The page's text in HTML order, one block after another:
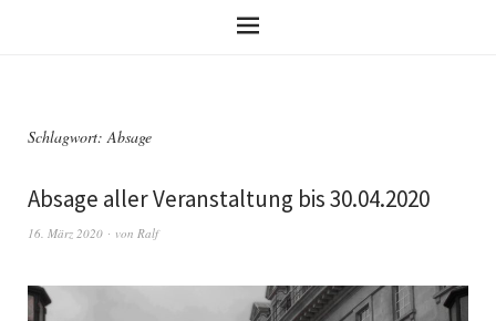
Schlagwort:Absage
Absage aller Veranstaltung bis 30.04.2020
16. März 2020 von Ralf